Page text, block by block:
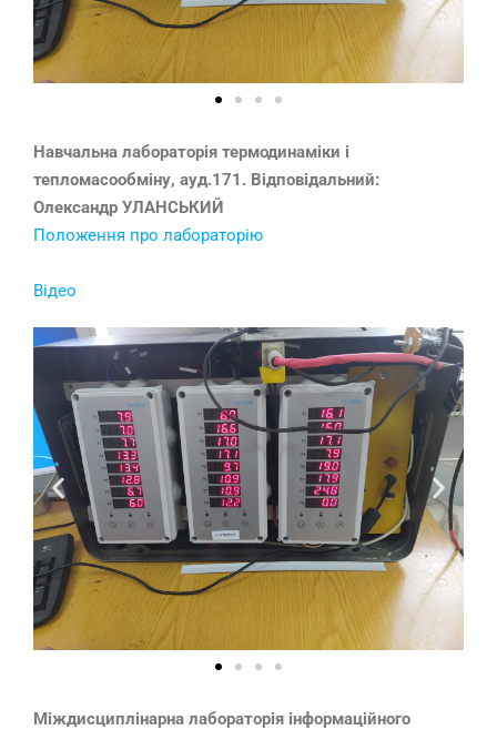
Навчальна лабораторія термодинаміки і
тепломасообміну, ауд.171. Відповідальний:
Олександр УЛАНСЬКИЙ
Положення про лабораторію
Відео
Міждисциплінарна лабораторія інформаційного